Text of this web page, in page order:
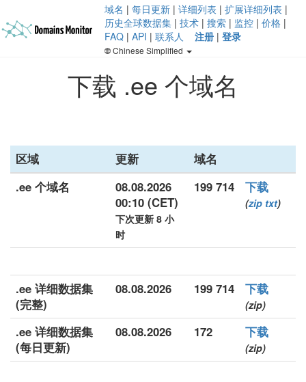
域名 | 每日更新 | 详细列表 | 扩展详细列表 |
历史全球数据集 | 技术 | 搜索 | 监控 | 价格 |
FAQ | API | 联系人 注册 | 登录
Chinese Simplified
下载 .ee 个域名
区域 更新
域名
.ee 个域名
08.08.2026
00:10 (CET)
下次更新 8 小
时
199 714 下载
(zip txt)
.ee 详细数据集
(完整)
08.08.2026 199 714 下载
(zip)
.ee 详细数据集
(每日更新)
08.08.2026 172 下载
(zip)